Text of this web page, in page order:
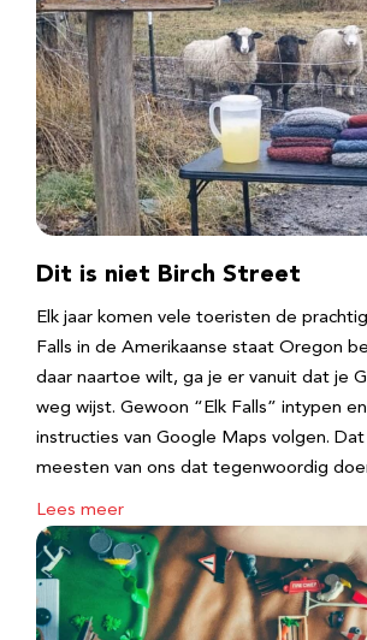
Dit is niet Birch Street
Elk jaar komen vele toeristen de
Falls in de Amerikaanse staat Oregon
daar naartoe wilt, ga je er vanuit dat je
weg wijst. Gewoon “Elk Falls” intypen
instructies van Google Maps volgen.
meesten van ons dat tegenwoordig
Lees meer